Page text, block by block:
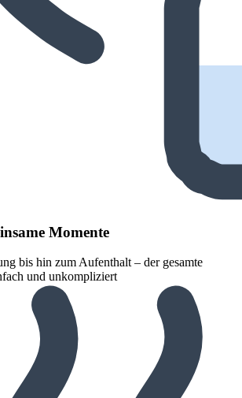
Momente
bis hin zum Aufenthalt – der gesamte
und unkompliziert